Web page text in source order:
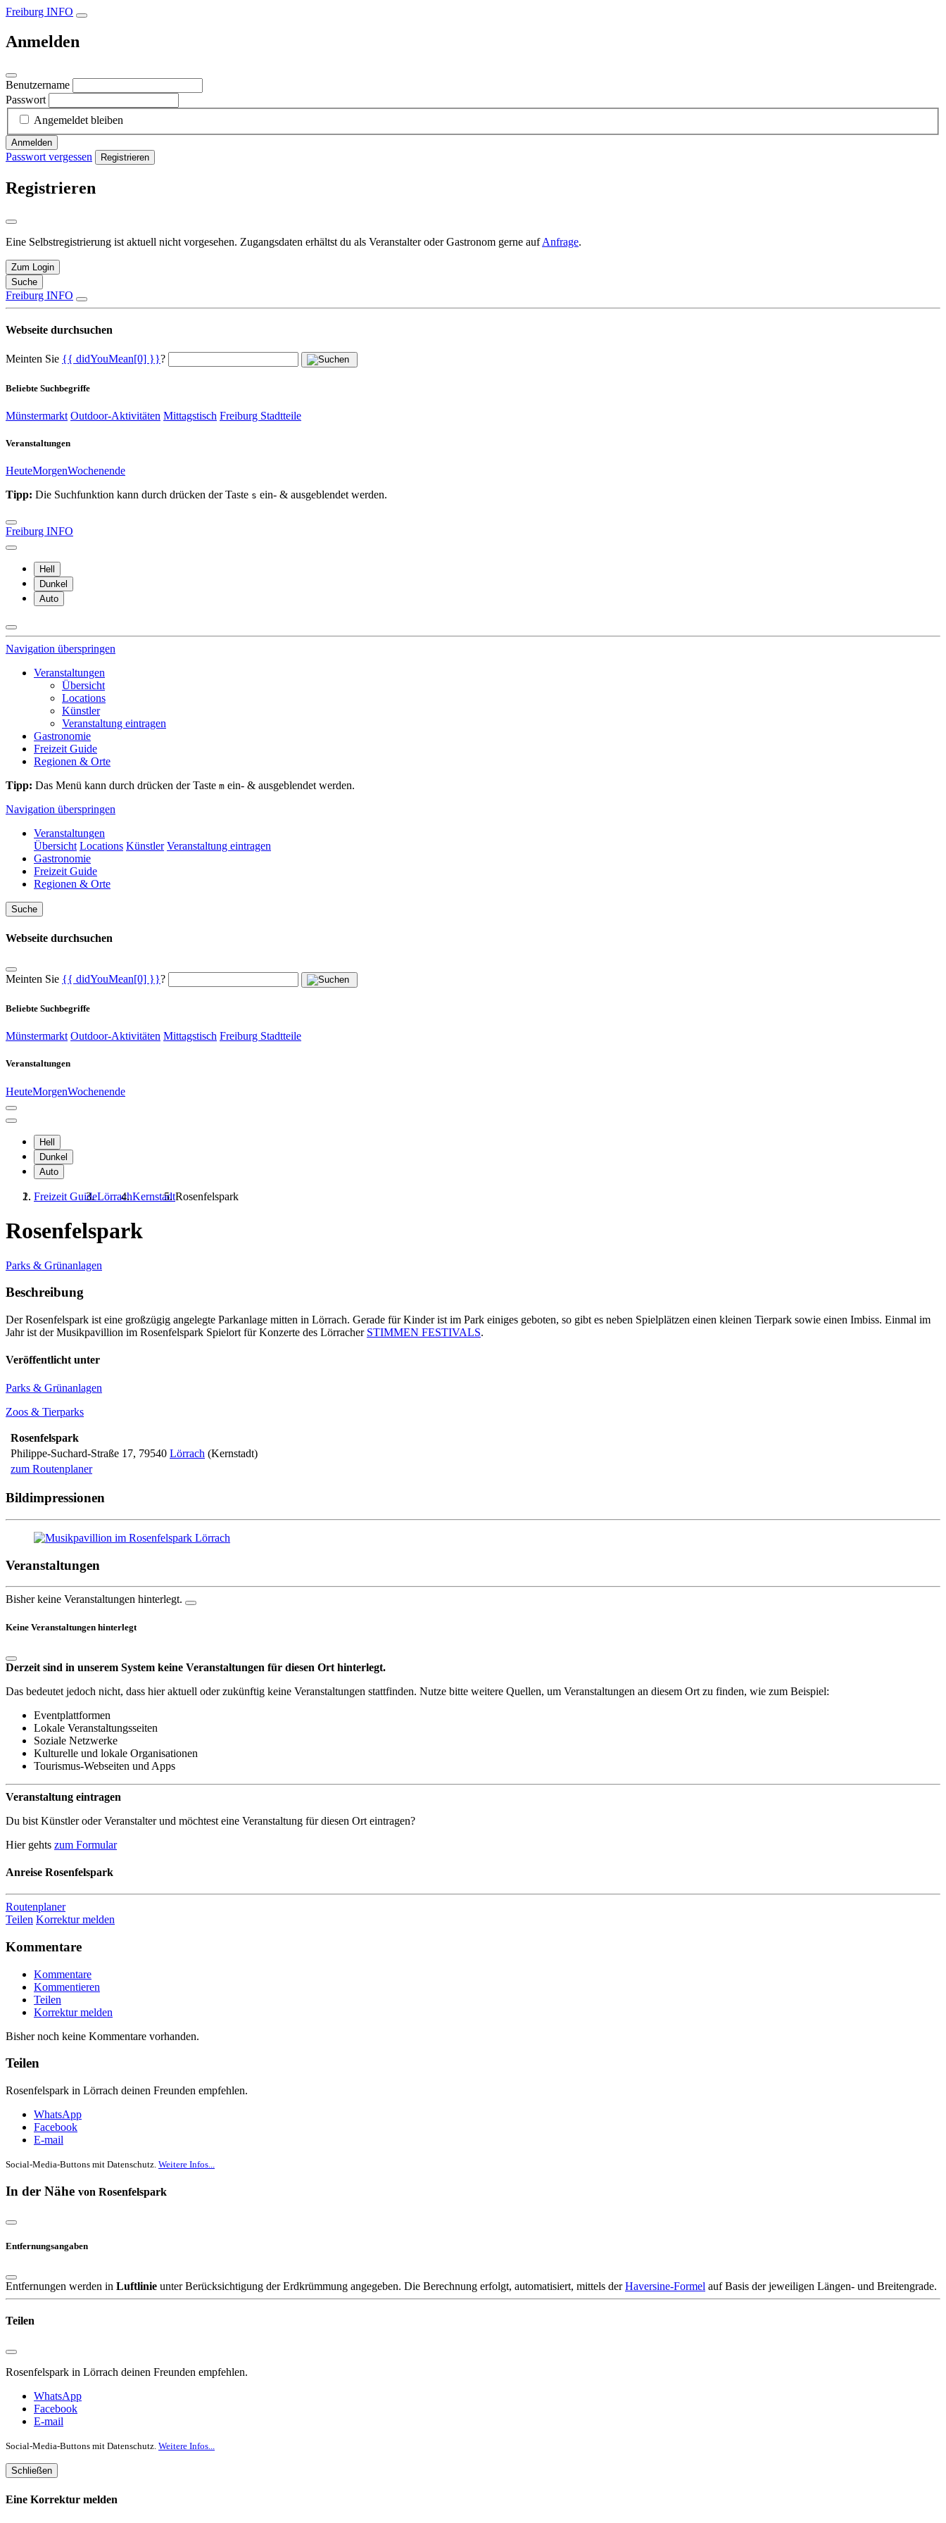
Freiburg INFO
Anmelden
Benutzername
Passwort
Angemeldet bleiben
Anmelden
Passwort vergessen Registrieren
Registrieren
Eine Selbstregistrierung ist aktuell nicht vorgesehen. Zugangsdaten erhältst du als Veranstalter oder Gastronom gerne aufAnfrage.
Zum Login
Suche
Freiburg INFO
Webseite durchsuchen
Meinten Sie {{ didYouMean[0] }}?
Beliebte Suchbegriffe
Münstermarkt Outdoor-Aktivitäten Mittagstisch Freiburg Stadtteile
Veranstaltungen
HeuteMorgenWochenende
Tipp: Die Suchfunktion kann durch drücken der Taste s ein- & ausgeblendet werden.
Freiburg INFO
Hell
Dunkel
Auto
Navigation überspringen
Veranstaltungen
Übersicht
Locations
Künstler
Veranstaltung eintragen
Gastronomie
Freizeit Guide
Regionen & Orte
Tipp: Das Menü kann durch drücken der Taste m ein- & ausgeblendet werden.
Navigation überspringen
Veranstaltungen
Übersicht Locations Künstler Veranstaltung eintragen
Gastronomie
Freizeit Guide
Regionen & Orte
Suche
Webseite durchsuchen
Meinten Sie {{ didYouMean[0] }}?
Beliebte Suchbegriffe
Münstermarkt Outdoor-Aktivitäten Mittagstisch Freiburg Stadtteile
Veranstaltungen
HeuteMorgenWochenende
Hell
Dunkel
Auto
Freizeit GuideLörrachKernstadtRosenfelspark
Rosenfelspark
Parks & Grünanlagen
Beschreibung
Der Rosenfelspark ist eine großzügig angelegte Parkanlage mitten in Lörrach. Gerade für Kinder ist im Park einiges geboten, so gibt es neben Spielplätzen einen kleinen Tierpark sowie einen Imbiss. Einmal im
Jahr ist der Musikpavillion im Rosenfelspark Spielort für Konzerte des Lörracher STIMMEN FESTIVALS.
Veröffentlicht unter
Parks & Grünanlagen
Zoos & Tierparks
Rosenfelspark
Philippe-Suchard-Straße 17, 79540 Lörrach (Kernstadt)
zum Routenplaner
Bildimpressionen
Veranstaltungen
Bisher keine Veranstaltungen hinterlegt.
Keine Veranstaltungen hinterlegt
Derzeit sind in unserem System keine Veranstaltungen für diesen Ort hinterlegt.
Das bedeutet jedoch nicht, dass hier aktuell oder zukünftig keine Veranstaltungen stattfinden. Nutze bitte weitere Quellen, um Veranstaltungen an diesem Ort zu finden, wie zum Beispiel:
Eventplattformen
Lokale Veranstaltungsseiten
Soziale Netzwerke
Kulturelle und lokale Organisationen
Tourismus-Webseiten und Apps
Veranstaltung eintragen
Du bist Künstler oder Veranstalter und möchtest eine Veranstaltung für diesen Ort eintragen?
Hier gehts zum Formular
Anreise Rosenfelspark
Routenplaner
Teilen Korrektur melden
Kommentare
Kommentare
Kommentieren
Teilen
Korrektur melden
Bisher noch keine Kommentare vorhanden.
Teilen
Rosenfelspark in Lörrach deinen Freunden empfehlen.
WhatsApp
Facebook
E-mail
Social-Media-Buttons mit Datenschutz. Weitere Infos...
In der Nähe von Rosenfelspark
Entfernungsangaben
Entfernungen werden in Luftlinie unter Berücksichtigung der Erdkrümmung angegeben. Die Berechnung erfolgt, automatisiert, mittels derHaversine-Formel auf Basis der jeweiligen Längen- und Breitengrade.
Teilen
Rosenfelspark in Lörrach deinen Freunden empfehlen.
WhatsApp
Facebook
E-mail
Social-Media-Buttons mit Datenschutz. Weitere Infos...
Schließen
Eine Korrektur melden